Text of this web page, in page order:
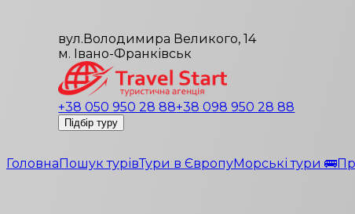
вул.Володимира Великого, 14
м. Івано-Франківськ
+38 050 950 28 88+38 098 950 28 88
Підбір туру
ГоловнаПошук турівТури в ЄвропуМорські тури 🚌